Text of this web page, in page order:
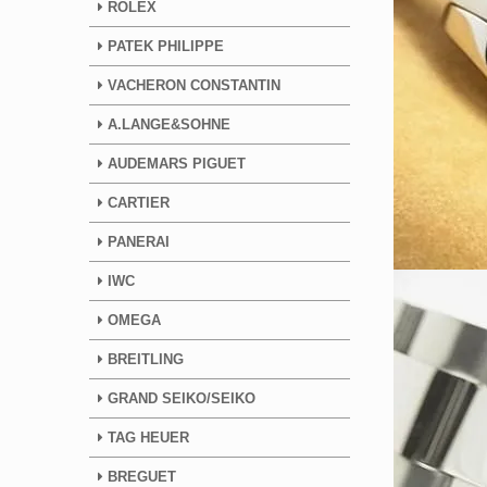
ROLEX
PATEK PHILIPPE
VACHERON CONSTANTIN
A.LANGE&SOHNE
AUDEMARS PIGUET
CARTIER
PANERAI
IWC
OMEGA
BREITLING
GRAND SEIKO/SEIKO
TAG HEUER
BREGUET